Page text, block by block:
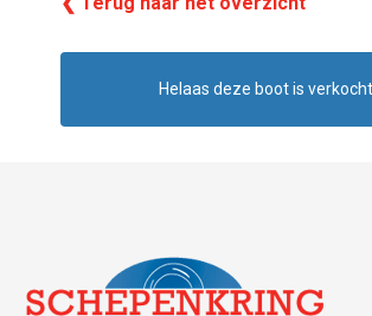
Helaas deze boot is verkocht